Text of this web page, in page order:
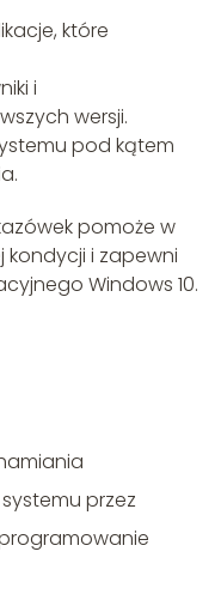
które
i
wersji.
pod kątem
pomoże w
i zapewni
Windows 10.
przez